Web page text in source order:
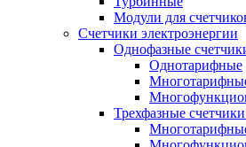
Модули для
Счетчики электроэнергии
Однофазные
Однотарифные
Трехфазные